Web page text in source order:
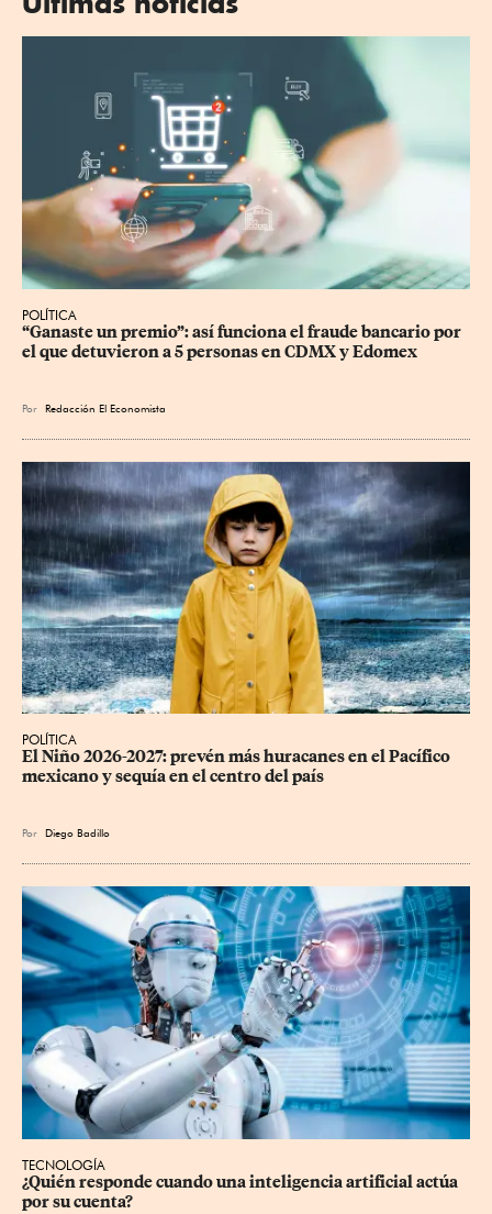
POLÍTICA
“Ganaste un premio”: así funciona el fraude bancario por
el que detuvieron a 5 personas en CDMX y Edomex
Por Redacción El Economista
POLÍTICA
El Niño 2026-2027: prevén más huracanes en el Pacífico
mexicano y sequía en el centro del país
Por Diego Badillo
TECNOLOGÍA
¿Quién responde cuando una inteligencia artificial actúa
por su cuenta?